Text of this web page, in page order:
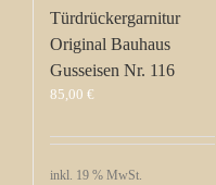
Türdrückergarnitur
Original Bauhaus
Gusseisen Nr. 116
85,00 €
inkl. 19 % MwSt.